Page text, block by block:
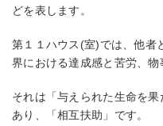
どを表します。
第１１ハウス(室)では、他者
界における達成感と苦労、物
それは「与えられた生命を
あり、「相互扶助」です。